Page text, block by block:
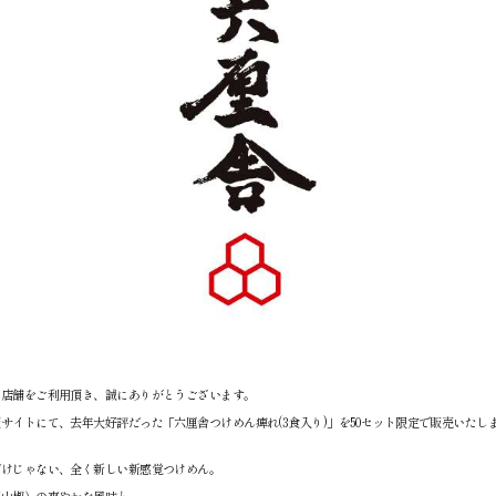
舗をご利用頂き、誠にありがとうございます。
イトにて、去年大好評だった「六厘舎つけめん痺れ(3食入り)」を50セット限定で販売いたし
じゃない、全く新しい新感覚つけめん。